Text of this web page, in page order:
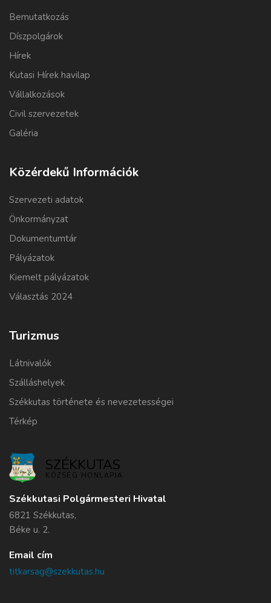
Bemutatkozás
Díszpolgárok
Hírek
Kutasi Hírek havilap
Vállalkozások
Civil szervezetek
Galéria
Közérdekű Információk
Szervezeti adatok
Önkormányzat
Dokumentumtár
Pályázatok
Kiemelt pályázatok
Választás 2024
Turizmus
Látnivalók
Szálláshelyek
Székkutas története és nevezetességei
Térkép
SZÉKKUTAS
KÖZSÉG HONLAPJA
Székkutasi Polgármesteri Hivatal
6821 Székkutas,
Béke u. 2.
Email cím
titkarsag@szekkutas.hu